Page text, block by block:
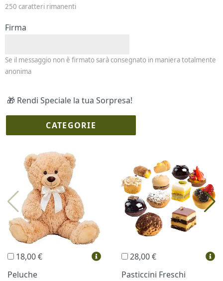
250 caratteri rimanenti
Firma
Se il messaggio non è firmato sarà consegnato in maniera totalmente
anonima
🎁 Rendi Speciale la tua Sorpresa!
CATEGORIE
I più scelti
Profumi Collane Lussoni®
Trudi® THUN®
Regali Personalizzati
18,00 €
Peluche
28,00 €
Pasticcini Freschi